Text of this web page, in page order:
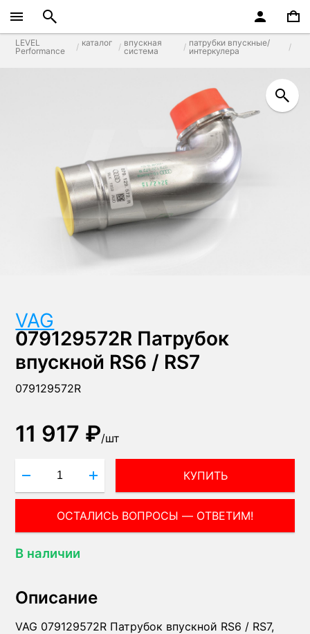
LEVEL
Performance
каталог
впускная
система
патрубки впускные/
интеркулера
VAG
079129572R Патрубок
впускной RS6 / RS7
079129572R
11 917 ₽/шт
КУПИТЬ
В наличии
Описание
VAG 079129572R Патрубок впускной RS6 / RS7,